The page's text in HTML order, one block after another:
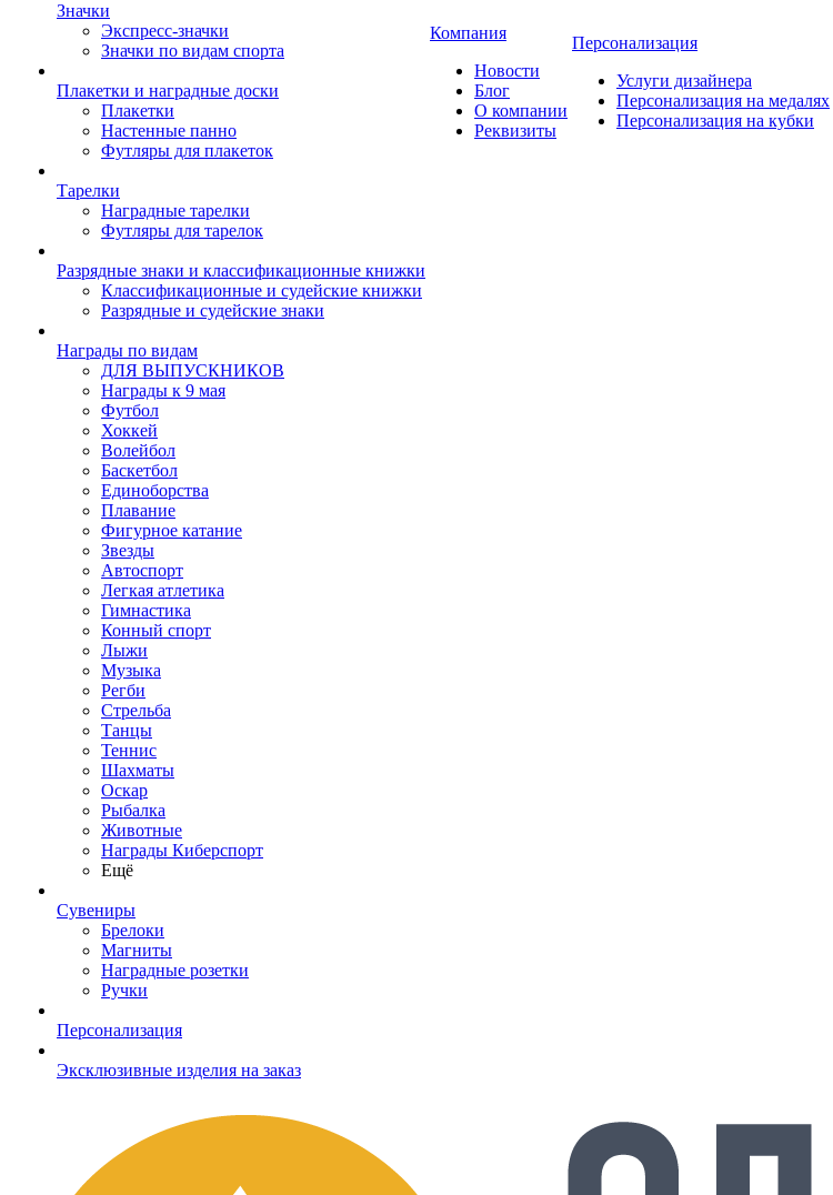
Значки
Экспресс-значки
Значки по видам спорта
Плакетки и наградные доски
Плакетки
Настенные панно
Футляры для плакеток
Тарелки
Наградные тарелки
Футляры для тарелок
Разрядные знаки и классификационные книжки
Классификационные и судейские книжки
Разрядные и судейские знаки
Награды по видам
ДЛЯ ВЫПУСКНИКОВ
Награды к 9 мая
Футбол
Хоккей
Волейбол
Баскетбол
Единоборства
Плавание
Фигурное катание
Звезды
Автоспорт
Легкая атлетика
Гимнастика
Конный спорт
Лыжи
Музыка
Регби
Стрельба
Танцы
Теннис
Шахматы
Оскар
Рыбалка
Животные
Награды Киберспорт
Ещё
Сувениры
Брелоки
Магниты
Наградные розетки
Ручки
Персонализация
Эксклюзивные изделия на заказ
Компания
Новости
Блог
О компании
Реквизиты
Персонализация
Услуги дизайнера
Персонализация на медалях
Персонализация на кубки